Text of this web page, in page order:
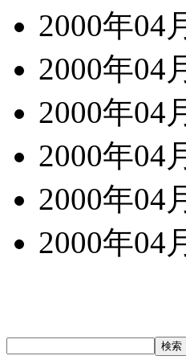
2000年04
2000年04
2000年04
2000年04
2000年04
2000年04